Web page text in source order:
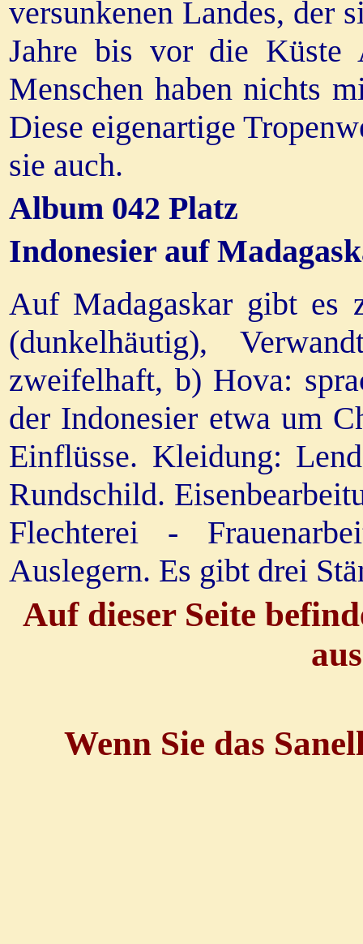
versunkenen Landes, der
Jahre bis vor die Küste
Menschen haben nichts
Diese eigenartige
sie auch.
Album 042 Platz
Indonesier auf
Auf Madagaskar gibt es
(dunkelhäutig),
zweifelhaft, b) Hova:
der Indonesier etwa um
Einflüsse. Kleidung:
Rundschild.
Flechterei -
Auslegern. Es gibt drei
Auf dieser Seite
Wenn Sie das